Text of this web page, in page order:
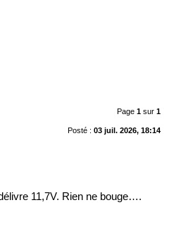
Page 1sur 1
Posté : 03 juil. 2026, 18:14
11,7V. Rien ne bouge….